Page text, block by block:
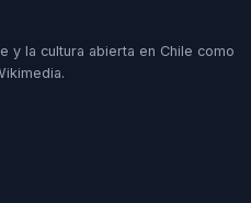
y la cultura abierta en Chile como